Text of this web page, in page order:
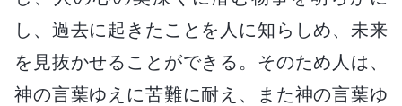
し、過去に起きたことを人に知らしめ、未来
を見抜かせることができる。そのため人は、
神の言葉ゆえに苦難に耐え、また神の言葉ゆ